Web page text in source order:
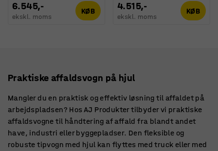
6.545,-
ekskl. moms
KØB 4.515,-
ekskl. moms
KØB
Praktiske affaldsvogn på hjul
Mangler du en praktisk og effektiv løsning til affaldet på
arbejdspladsen? Hos AJ Produkter tilbyder vi praktiske
affaldsvogne til håndtering af affald fra blandt andet
have, industri eller byggepladser. Den fleksible og
robuste tipvogn med hjul kan flyttes med truck eller med